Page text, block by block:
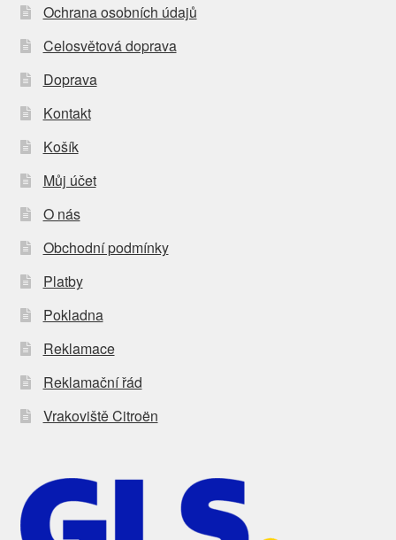
Ochrana osobních údajů
Celosvětová doprava
Doprava
Kontakt
Košík
Můj účet
O nás
Obchodní podmínky
Platby
Pokladna
Reklamace
Reklamační řád
Vrakoviště Citroën